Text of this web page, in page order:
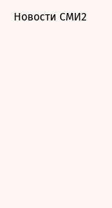
Новости СМИ2